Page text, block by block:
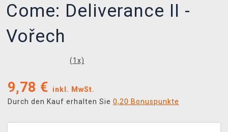
Come: Deliverance II -
Vořech
(1 x)
9,78 €
inkl. MwSt.
Durch den Kauf erhalten Sie 0,20 Bonuspunkte